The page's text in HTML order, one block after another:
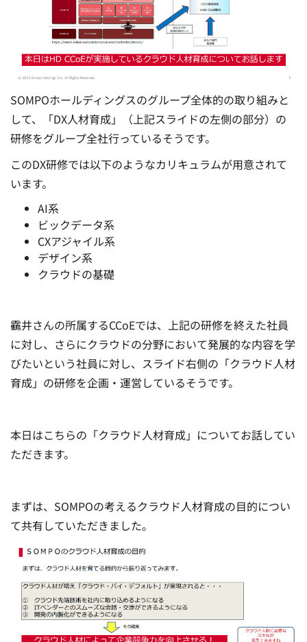
SOMPOホールディングスのグループ全体的の取り組みと
して、「DX人材育成」（上記スライドの左側の部分）の
研修をグループ全社行っているそうです。
このDX研修では以下のようなカリキュラムが用意されて
います。
AI系
ビックデータ系
CXアジャイル系
デザイン系
クラウドの基礎
靍井さんの所属するCCoEでは、上記の研修を終えた社員
に対し、さらにクラウドの分野において発展的な内容を学
びたいという社員に対し、スライド右側の「クラウド人材
育成」の研修を企画・運営しているそうです。
本日はこちらの「クラウド人材育成」についてお話してい
ただきます。
まずは、SOMPOの考えるクラウド人材育成の目的につい
て共有していただきました。